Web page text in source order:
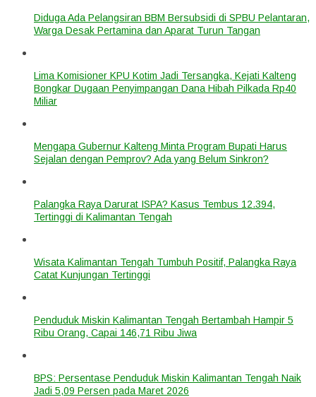
Diduga Ada Pelangsiran BBM Bersubsidi di SPBU Pelantaran,
Warga Desak Pertamina dan Aparat Turun Tangan
Lima Komisioner KPU Kotim Jadi Tersangka, Kejati Kalteng
Bongkar Dugaan Penyimpangan Dana Hibah Pilkada Rp40
Miliar
Mengapa Gubernur Kalteng Minta Program Bupati Harus
Sejalan dengan Pemprov? Ada yang Belum Sinkron?
Palangka Raya Darurat ISPA? Kasus Tembus 12.394,
Tertinggi di Kalimantan Tengah
Wisata Kalimantan Tengah Tumbuh Positif, Palangka Raya
Catat Kunjungan Tertinggi
Penduduk Miskin Kalimantan Tengah Bertambah Hampir 5
Ribu Orang, Capai 146,71 Ribu Jiwa
BPS: Persentase Penduduk Miskin Kalimantan Tengah Naik
Jadi 5,09 Persen pada Maret 2026